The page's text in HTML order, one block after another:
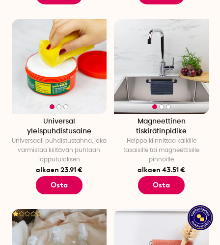
Universal
yleispuhdistusaine
Universaali puhdistustahna, joka
varmistaa kiiltävän puhtaan
lopputuloksen
alkaen 23.91 €
Osta
Magneettinen
tiskirätinpidike
Helppo kiinnittää kaikille
tasaisille tai magneettisille
pinnoille
alkaen 43.51 €
Osta